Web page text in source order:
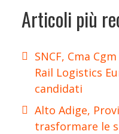
Articoli più
SNCF, Cma
Rail Logistics
candidati
Alto Adige,
trasformare le